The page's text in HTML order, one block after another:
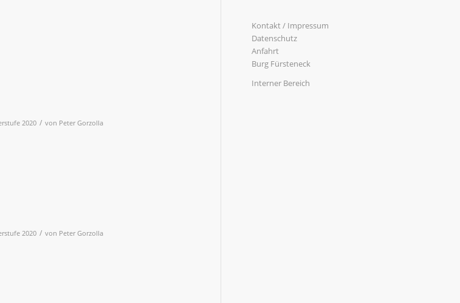
2020 / von Peter Gorzolla
2020 / von Peter Gorzolla
Kontakt / Impressum
Datenschutz
Anfahrt
Burg Fürsteneck
Interner Bereich